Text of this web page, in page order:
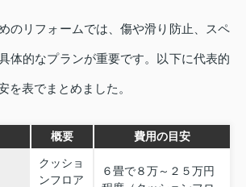
のリフォームでは、傷や滑り防止、スペ
体的なプランが重要です。以下に代表的
を表でまとめました。
概要 費用の目安
クッショ
ンフロア
６畳で８万～２５万円